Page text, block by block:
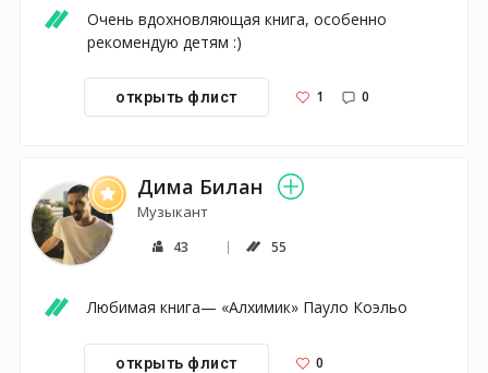
Очень вдохновляющая книга, особенно
рекомендую детям :)
открыть флист 1 0
Дима Билан
Музыкант
43 55
Любимая книга— «Алхимик» Пауло Коэльо
открыть флист 0